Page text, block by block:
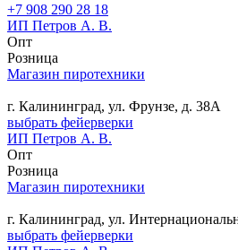
+7 908 290 28 18
ИП Петров А. В.
Опт
Розница
Магазин пиротехники
г. Калининград, ул. Фрунзе, д. 38А
выбрать фейерверки
ИП Петров А. В.
Опт
Розница
Магазин пиротехники
г. Калининград, ул.
выбрать фейерверки